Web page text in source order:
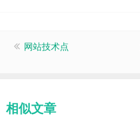
网站技术点
相似文章